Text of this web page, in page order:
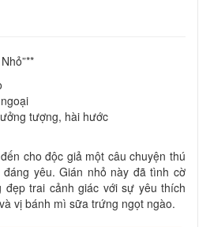
tượng, hài hước
cho độc giả một câu chuyện thú
yêu. Gián nhỏ này đã tình cờ
trai cảnh giác với sự yêu thích
vị bánh mì sữa trứng ngọt ngào.